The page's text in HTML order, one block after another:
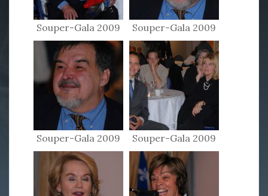
Souper-Gala 2009 Souper-Gala 2009
Souper-Gala 2009 Souper-Gala 2009